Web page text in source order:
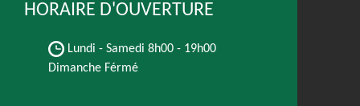
HORAIRE D'OUVERTURE
Lundi - Samedi 8h00 - 19h00
Dimanche Férmé